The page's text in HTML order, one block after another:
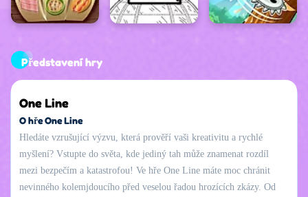
Představení hry
One Line
O hře One Line
Hledáte vzrušující výzvu, která prověří vaši kreativitu a rychlé
myšlení? Vstupte do světa, kde jediný tah může znamenat rozdíl
mezi bezpečím a katastrofou! Ve hře One Line máte moc chránit
nevinného kolemjdoucího před veselou řadou hrozících zkázy. Od